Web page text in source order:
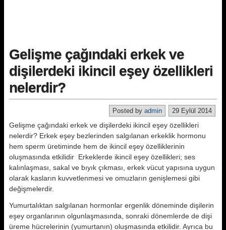
Gelişme çağındaki erkek ve
dişilerdeki ikincil eşey özellikleri
nelerdir?
29 Eylül 2014
Posted by admin
Gelişme çağındaki erkek ve dişilerdeki ikincil eşey özellikleri
nelerdir? Erkek eşey bezlerinden salgılanan erkeklik hormonu
hem sperm üretiminde hem de ikincil eşey özelliklerinin
oluşmasında etkilidir Erkeklerde ikincil eşey özellikleri; ses
kalınlaşması, sakal ve bıyık çıkması, erkek vücut yapısına uygun
olarak kasların kuvvetlenmesi ve omuzların genişlemesi gibi
değişmelerdir.
Yumurtalıktan salgılanan hormonlar ergenlik döneminde dişilerin
eşey organlarının olgunlaşmasında, sonraki dönemlerde de dişi
üreme hücrelerinin (yumurtanın) oluşmasında etkilidir. Ayrıca bu